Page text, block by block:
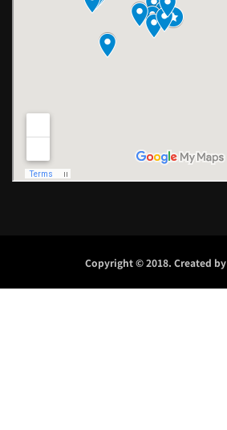
Copyright © 2018. Created by